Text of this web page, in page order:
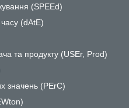
(SPEEd)
(dAtE)
та продукту (USEr, Prod)
значень (PErC)